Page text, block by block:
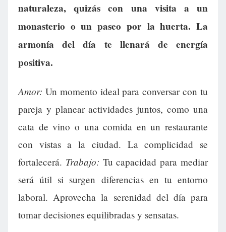
naturaleza, quizás con una visita a un
monasterio o un paseo por la huerta. La
armonía del día te llenará de energía
positiva.
Amor: Un momento ideal para conversar con tu
pareja y planear actividades juntos, como una
cata de vino o una comida en un restaurante
con vistas a la ciudad. La complicidad se
fortalecerá. Trabajo: Tu capacidad para mediar
será útil si surgen diferencias en tu entorno
laboral. Aprovecha la serenidad del día para
tomar decisiones equilibradas y sensatas.